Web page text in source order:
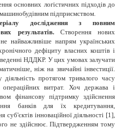
основних логістичних підходів до
підприємством.
дослідження з повним
результатів.Створення нових
найважливіше напрям українських
дефіциту власних коштів і
НДДКР. У цих умовах залучати
ніж на звичайні інвестиції.
протягом тривалого часу
витрат. Хоч держава і
фінансову підтримку здійснення
банків для їх кредитування,
суб'єктів інноваційної діяльності [1],
не здійснює. Підтвердженням тому